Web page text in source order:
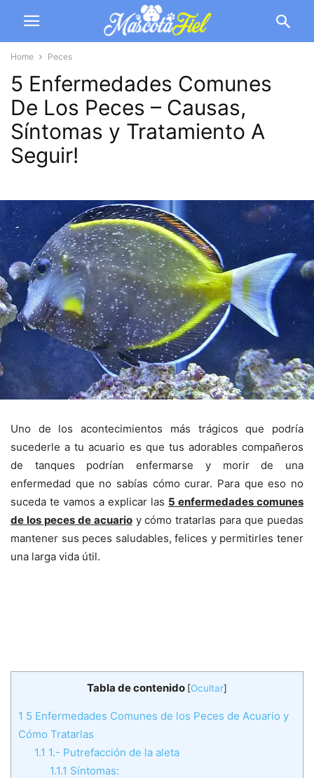
Home Peces
5 Enfermedades Comunes
De Los Peces – Causas,
Síntomas y Tratamiento A
Seguir!
Uno de los acontecimientos más trágicos que podría
sucederle a tu acuario es que tus adorables compañeros
de tanques podrían enfermarse y morir de una
enfermedad que no sabías cómo curar. Para que eso no
suceda te vamos a explicar las 5 enfermedades comunes
de los pecesde acuarioy cómo tratarlas para que puedas
mantener sus peces saludables, felices y permitirles tener
una larga vida útil.
Tabla de contenido [Ocultar]
1 5 Enfermedades Comunes de los Peces de Acuario y
Cómo Tratarlas
1.1 1.- Putrefacción de la aleta
1.1.1 Síntomas: